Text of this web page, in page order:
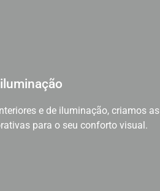
e de iluminação, criamos as
para o seu conforto visual.